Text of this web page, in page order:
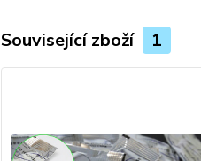
Související zboží 1